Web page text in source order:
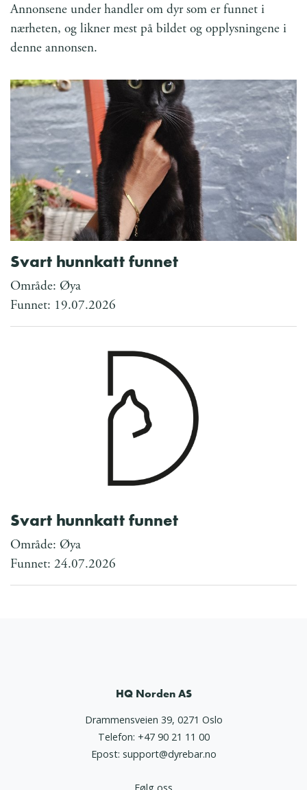
Annonsene under handler om dyr som er funnet i
nærheten, og likner mest på bildet og opplysningene i
denne annonsen.
Svart hunnkatt funnet
Område: Øya
Funnet: 19.07.2026
Svart hunnkatt funnet
Område: Øya
Funnet: 24.07.2026
HQ Norden AS
Drammensveien 39, 0271 Oslo
Telefon: +47 90 21 11 00
Epost: support@dyrebar.no
Følg oss